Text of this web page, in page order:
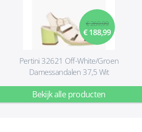
€ 269,99
€ 188,99
Pertini 32621 Off-White/Groen
Damessandalen 37,5 Wit
Bekijk alle producten